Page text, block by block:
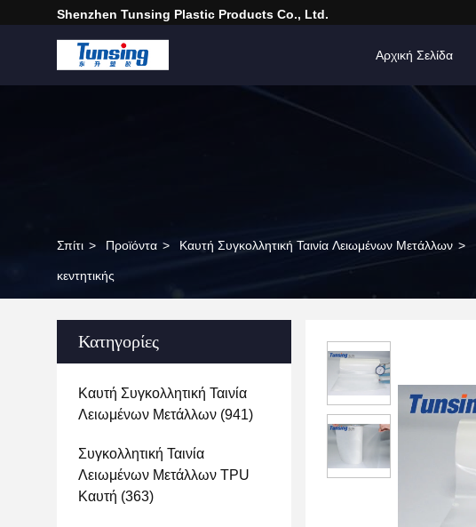
Shenzhen Tunsing Plastic Products Co., Ltd.
Αρχική Σελίδα
Σπίτι > Προϊόντα > Καυτή Συγκολλητική Ταινία Λειωμένων Μετάλλων >
κεντητικής
Κατηγορίες
Καυτή Συγκολλητική Ταινία
Λειωμένων Μετάλλων (941)
Συγκολλητική Ταινία
Λειωμένων Μετάλλων TPU
Καυτή (363)